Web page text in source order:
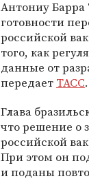
Антониу Барра
готовности
российской
того, как
данные от
передает ТАСС.
Глава
что решение о
российской
При этом он
и поданы